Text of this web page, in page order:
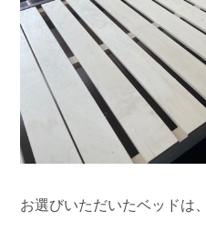
お選びいただいたベッドは、